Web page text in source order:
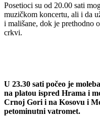
Posetioci su od 20.00 sati
muzičkom koncertu, ali i da
i mališane, dok je prethodno
crkvi.
U 23.30 sati počeo je
na platou ispred Hrama i
Crnoj Gori i na Kosovu i
petominutni vatromet.